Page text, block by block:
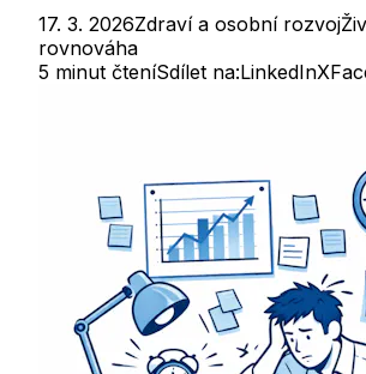
17. 3. 2026Zdraví a osobní rozvoj
rovnováha
5 minut čteníSdílet na:LinkedInX